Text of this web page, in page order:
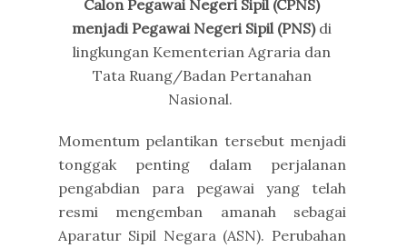
Calon Pegawai Negeri Sipil (CPNS)
menjadi Pegawai Negeri Sipil (PNS)di
lingkungan Kementerian Agraria dan
Tata Ruang/Badan Pertanahan
Nasional.
Momentum pelantikan tersebut menjadi
tonggak penting dalam perjalanan
pengabdian para pegawai yang telah
resmi mengemban amanah sebagai
Aparatur Sipil Negara (ASN). Perubahan